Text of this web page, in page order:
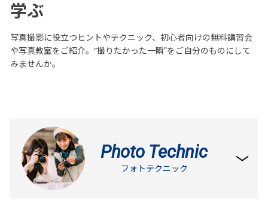
学ぶ
写真撮影に役立つヒントやテクニック、初心者向けの無料講習会
や写真教室をご紹介。“撮りたかった一瞬”をご自分のものにして
みませんか。
Photo Technic
フォトテクニック